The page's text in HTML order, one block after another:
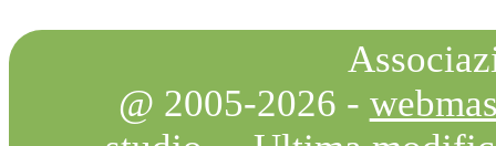
@ 2005-2026 -